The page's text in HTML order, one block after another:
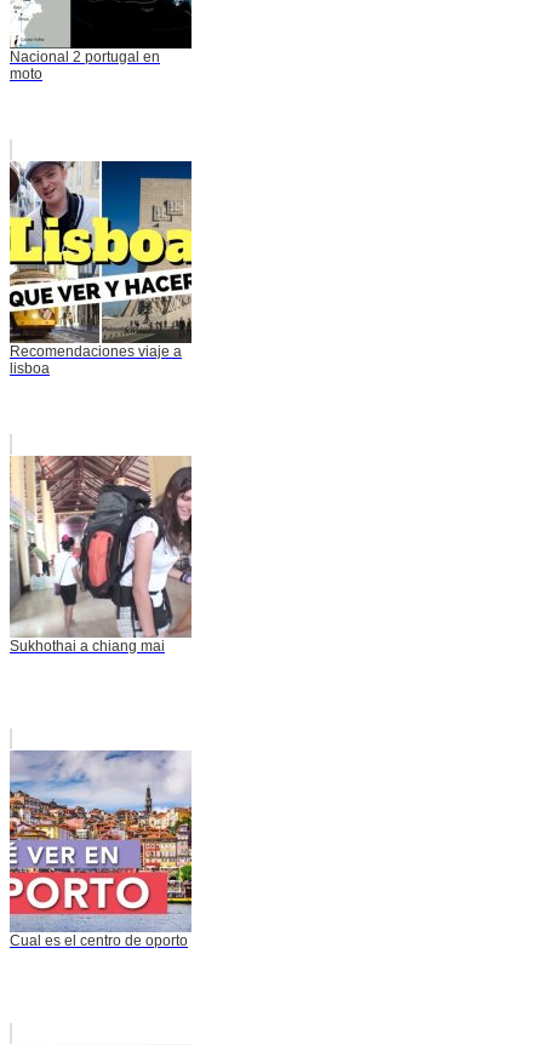
Nacional 2 portugal en
moto
Recomendaciones viaje a
lisboa
Sukhothai a chiang mai
Cual es el centro de oporto